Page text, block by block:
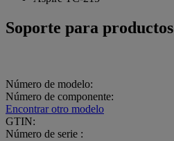
Soporte para productos
Número de modelo:
Número de componente:
Encontrar otro modelo
GTIN:
Número de serie :